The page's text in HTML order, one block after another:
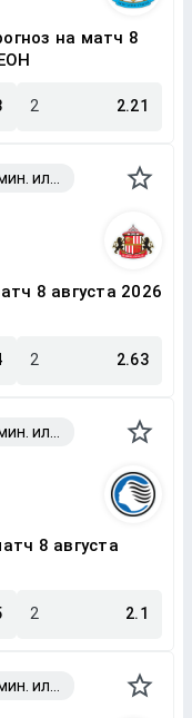
на матч 8
2 2.21
8 августа 2026
2 2.63
8 августа
2 2.1